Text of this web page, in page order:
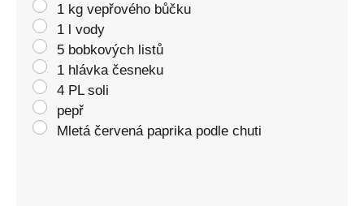
1 kg vepřového bůčku
1 l vody
5 bobkových listů
1 hlávka česneku
4 PL soli
pepř
Mletá červená paprika podle chuti